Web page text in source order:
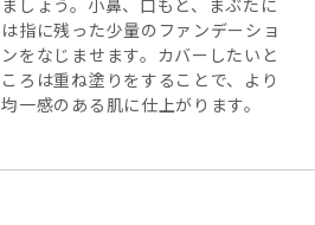
ましょう。小鼻、口もと、まぶたに
は指に残った少量のファンデーショ
ンをなじませます。カバーしたいと
ころは重ね塗りをすることで、より
均一感のある肌に仕上がります。